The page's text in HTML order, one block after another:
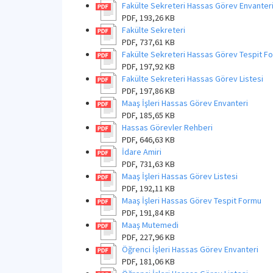
Fakülte Sekreteri Hassas Görev Envanteri
PDF, 193,26 KB
Fakülte Sekreteri
PDF, 737,61 KB
Fakülte Sekreteri Hassas Görev Tespit
PDF, 197,92 KB
Fakülte Sekreteri Hassas Görev Listesi
PDF, 197,86 KB
Maaş İşleri Hassas Görev Envanteri
PDF, 185,65 KB
Hassas Görevler Rehberi
PDF, 646,63 KB
İdare Amiri
PDF, 731,63 KB
Maaş İşleri Hassas Görev Listesi
PDF, 192,11 KB
Maaş İşleri Hassas Görev Tespit Formu
PDF, 191,84 KB
Maaş Mutemedi
PDF, 227,96 KB
Öğrenci İşleri Hassas Görev Envanteri
PDF, 181,06 KB